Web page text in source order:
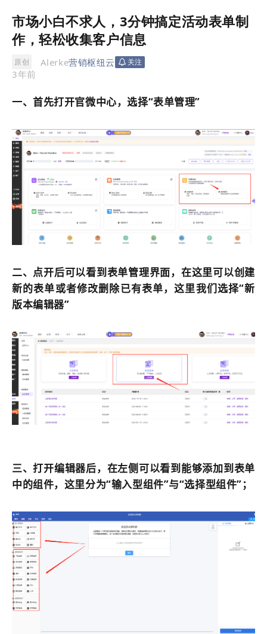
市场小白不求人，3分钟搞定活动表单制
作，轻松收集客户信息
原创 Alerke营销枢纽云 关注
3年前
一、首先打开官微中心，选择“表单管理”
二、点开后可以看到表单管理界面，在这里可以创建
新的表单或者修改删除已有表单，这里我们选择“新
版本编辑器”
三、打开编辑器后，在左侧可以看到能够添加到表单
中的组件，这里分为“输入型组件”与“选择型组件”；